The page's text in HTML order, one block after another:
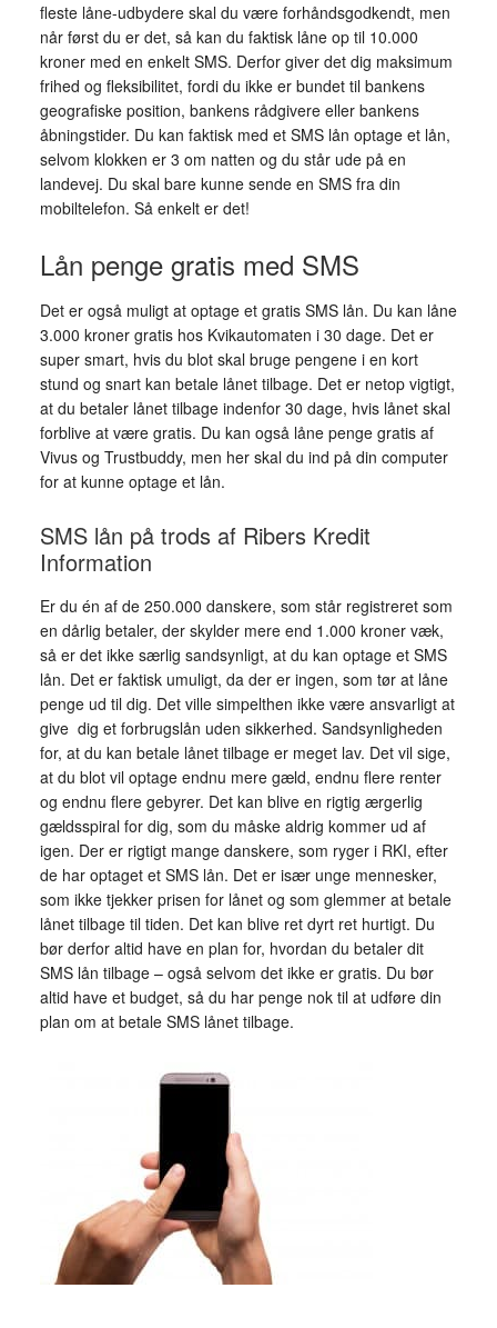
fleste låne-udbydere skal du være forhåndsgodkendt, men
når først du er det, så kan du faktisk låne op til 10.000
kroner med en enkelt SMS. Derfor giver det dig maksimum
frihed og fleksibilitet, fordi du ikke er bundet til bankens
geografiske position, bankens rådgivere eller bankens
åbningstider. Du kan faktisk med et SMS lån optage et lån,
selvom klokken er 3 om natten og du står ude på en
landevej. Du skal bare kunne sende en SMS fra din
mobiltelefon. Så enkelt er det!
Lån penge gratis med SMS
Det er også muligt at optage et gratis SMS lån. Du kan låne
3.000 kroner gratis hos Kvikautomaten i 30 dage. Det er
super smart, hvis du blot skal bruge pengene i en kort
stund og snart kan betale lånet tilbage. Det er netop vigtigt,
at du betaler lånet tilbage indenfor 30 dage, hvis lånet skal
forblive at være gratis. Du kan også låne penge gratis af
Vivus og Trustbuddy, men her skal du ind på din computer
for at kunne optage et lån.
SMS lån på trods af Ribers Kredit
Information
Er du én af de 250.000 danskere, som står registreret som
en dårlig betaler, der skylder mere end 1.000 kroner væk,
så er det ikke særlig sandsynligt, at du kan optage et SMS
lån. Det er faktisk umuligt, da der er ingen, som tør at låne
penge ud til dig. Det ville simpelthen ikke være ansvarligt at
give dig et forbrugslån uden sikkerhed. Sandsynligheden
for, at du kan betale lånet tilbage er meget lav. Det vil sige,
at du blot vil optage endnu mere gæld, endnu flere renter
og endnu flere gebyrer. Det kan blive en rigtig ærgerlig
gældsspiral for dig, som du måske aldrig kommer ud af
igen. Der er rigtigt mange danskere, som ryger i RKI, efter
de har optaget et SMS lån. Det er især unge mennesker,
som ikke tjekker prisen for lånet og som glemmer at betale
lånet tilbage til tiden. Det kan blive ret dyrt ret hurtigt. Du
bør derfor altid have en plan for, hvordan du betaler dit
SMS lån tilbage – også selvom det ikke er gratis. Du bør
altid have et budget, så du har penge nok til at udføre din
plan om at betale SMS lånet tilbage.